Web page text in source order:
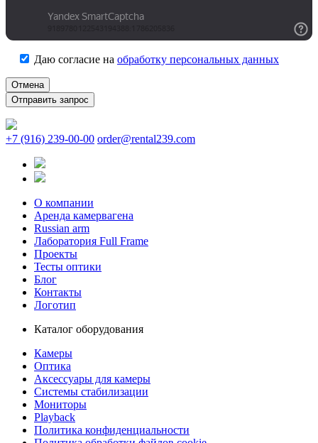
Даю согласие на обработку персональных данных
Отмена
+7 (916) 239-00-00 order@rental239.com
О компании
Аренда камервагена
Russian arm
Лаборатория Full Frame
Проекты
Тесты оптики
Блог
Контакты
Логотип
Каталог оборудования
Камеры
Оптика
Аксессуары для камеры
Системы стабилизации
Мониторы
Playback
Политика конфиденциальности